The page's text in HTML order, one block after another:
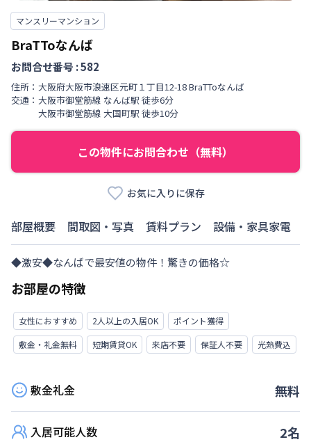
マンスリーマンション
BraTToなんば
お問合せ番号 :582
住所： 大阪府大阪市浪速区元町 １丁目12-18 BraTToなんば
交通： 大阪市御堂筋線 なんば駅 徒歩6分
大阪市御堂筋線 大国町駅 徒歩10分
この物件にお問合わせ（無料）
お気に入りに保存
部屋概要 間取図・写真 賃料プラン 設備・家具家電
◆激安◆なんばで最安値の物件！驚きの価格☆
お部屋の特徴
女性におすすめ 2人以上の入居OK
ポイント獲得
敷金・礼金無料
短期賃貸OK 来店不要 保証人不要 光熱費込
敷金礼金 無料
入居可能人数 2名